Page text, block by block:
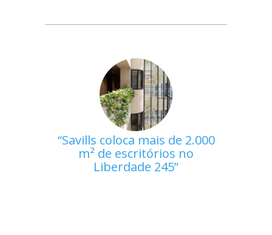
Savills coloca mais de 2.000
m² de escritórios no
Liberdade 245